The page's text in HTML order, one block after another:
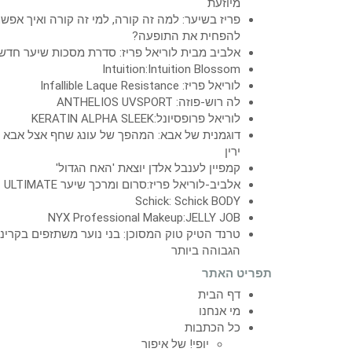
מיוזעת
פריז בשיער: למה זה קורה, למי זה קורה ואיך
להפחית את התופעה?
אלביב מבית לוריאל פריז: סדרת מסכות שיער
Intuition:Intuition Blossom
לוריאל פריז: Infallible Laque Resistance
לה רוש-פוזה: ANTHELIOS UVSPORT
לוריאל פרופסיונל:KERATIN ALPHA SLEEK
דוגמנית של אבא: המהפך של עונג שחף אצל אבא
ירין
קמפיין לענבל אלדן יוצאת 'האח הגדול'
אלביב-לוריאל פריז:סרום ומרכך שיער ULTIMATE
Schick: Schick BODY
NYX Professional Makeup:JELLY JOB
טרנד הטיק טוק המסוכן: בני נוער משתזפים
הגבוהה ביותר
תפריט האתר
דף הבית
מי אנחנו
כל הכתבות
יופי! של איפור